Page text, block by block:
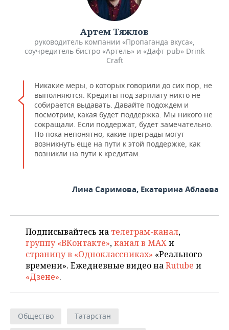
Артем Тяжлов
руководитель компании «Пропаганда вкуса»,
соучредитель бистро «Артель» и «Дафт pub» Drink
Craft
Никакие меры, о которых говорили до сих пор, не
выполняются. Кредиты под зарплату никто не
собирается выдавать. Давайте подождем и
посмотрим, какая будет поддержка. Мы никого не
сокращали. Если поддержат, будет замечательно.
Но пока непонятно, какие преграды могут
возникнуть еще на пути к этой поддержке, как
возникли на пути к кредитам.
Лина Саримова, Екатерина Аблаева
Подписывайтесь на телеграм-канал,
группу «ВКонтакте»,канал в MAXи
страницу в «Одноклассниках» «Реального
времени». Ежедневные видео наRutube и
«Дзене».
Общество
Татарстан